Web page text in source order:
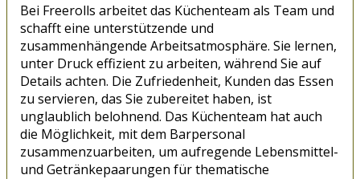
Bei Freerolls arbeitet das Küchenteam als Team und
schafft eine unterstützende und
zusammenhängende Arbeitsatmosphäre. Sie lernen,
unter Druck effizient zu arbeiten, während Sie auf
Details achten. Die Zufriedenheit, Kunden das Essen
zu servieren, das Sie zubereitet haben, ist
unglaublich belohnend. Das Küchenteam hat auch
die Möglichkeit, mit dem Barpersonal
zusammenzuarbeiten, um aufregende Lebensmittel-
und Getränkepaarungen für thematische